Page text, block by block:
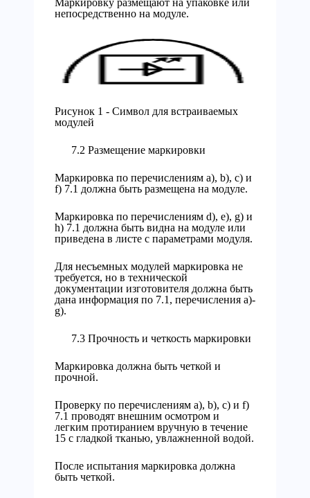
Маркировку размещают на упаковке или
непосредственно на модуле.
Рисунок 1 - Символ для встраиваемых
модулей
7.2 Размещение маркировки
Маркировка по перечислениям а), b), с) и
f) 7.1 должна быть размещена на модуле.
Маркировка по перечислениям d), e), g) и
h) 7.1 должна быть видна на модуле или
приведена в листе с параметрами модуля.
Для несъемных модулей маркировка не
требуется, но в технической
документации изготовителя должна быть
дана информация по 7.1, перечисления а)-
g).
7.3 Прочность и четкость маркировки
Маркировка должна быть четкой и
прочной.
Проверку по перечислениям а), b), с) и f)
7.1 проводят внешним осмотром и
легким протиранием вручную в течение
15 с гладкой тканью, увлажненной водой.
После испытания маркировка должна
быть четкой.